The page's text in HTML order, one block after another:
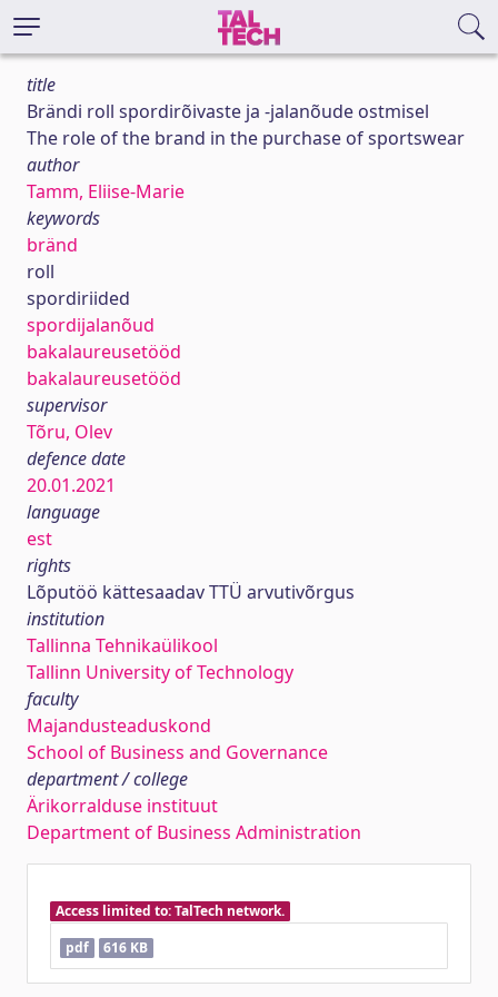
title
Brändi roll spordirõivaste ja -jalanõude ostmisel
The role of the brand in the purchase of sportswear
author
Tamm, Eliise-Marie
keywords
bränd
roll
spordiriided
spordijalanõud
bakalaureusetööd
bakalaureusetööd
supervisor
Tõru, Olev
defence date
20.01.2021
language
est
rights
Lõputöö kättesaadav TTÜ arvutivõrgus
institution
Tallinna Tehnikaülikool
Tallinn University of Technology
faculty
Majandusteaduskond
School of Business and Governance
department / college
Ärikorralduse instituut
Department of Business Administration
Access limited to: TalTech network.
pdf
616 KB